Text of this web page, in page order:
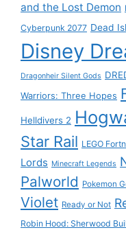
and the Lost Demon
Cyberpunk 2077 Dead
Disney
Dragonheir Silent Gods
Warriors: Three Hopes
Helldivers 2
Star Rail LEGO
Lords Minecraft Legends
Palworld Pokemon
Violet Ready or Not
Robin Hood: Sherwood